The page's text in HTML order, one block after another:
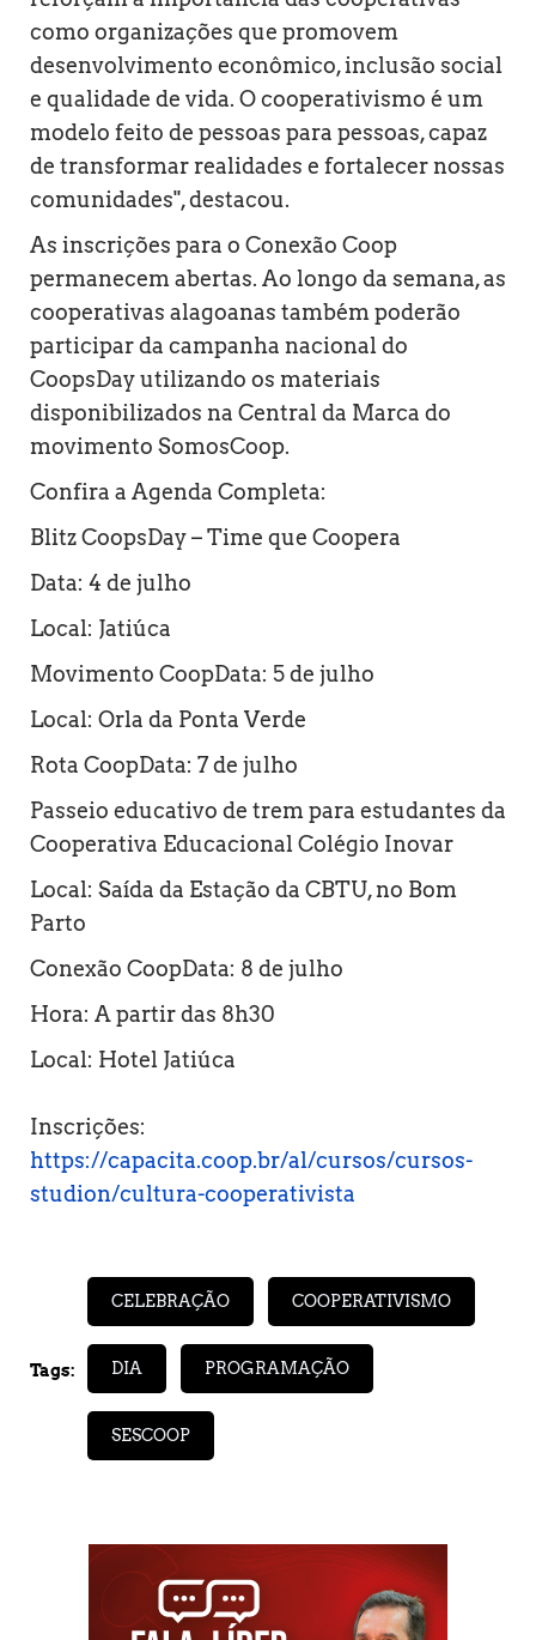
como organizações que promovem
desenvolvimento econômico, inclusão social
e qualidade de vida. O cooperativismo é um
modelo feito de pessoas para pessoas, capaz
de transformar realidades e fortalecer nossas
comunidades", destacou.
As inscrições para o Conexão Coop
permanecem abertas. Ao longo da semana, as
cooperativas alagoanas também poderão
participar da campanha nacional do
CoopsDay utilizando os materiais
disponibilizados na Central da Marca do
movimento SomosCoop.
Confira a Agenda Completa:
Blitz CoopsDay – Time que Coopera
Data: 4 de julho
Local: Jatiúca
Movimento CoopData: 5 de julho
Local: Orla da Ponta Verde
Rota CoopData: 7 de julho
Passeio educativo de trem para estudantes da
Cooperativa Educacional Colégio Inovar
Local: Saída da Estação da CBTU, no Bom
Parto
Conexão CoopData: 8 de julho
Hora: A partir das 8h30
Local: Hotel Jatiúca
Inscrições:
https://capacita.coop.br/al/cursos/cursos-
studion/cultura-cooperativista
Tags:
CELEBRAÇÃO COOPERATIVISMO
DIA PROGRAMAÇÃO
SESCOOP